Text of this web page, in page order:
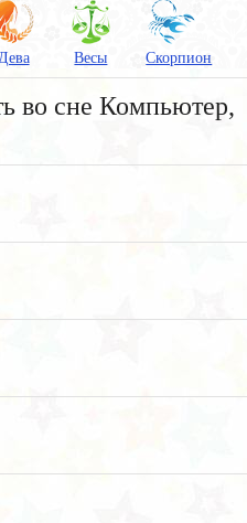
Дева Весы Скорпион
во сне Компьютер,